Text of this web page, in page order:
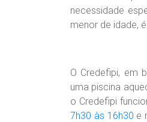
necessidade
menor de idade,
O Credefipi, em
uma piscina
o Credefipi
7h30 às 16h30 e